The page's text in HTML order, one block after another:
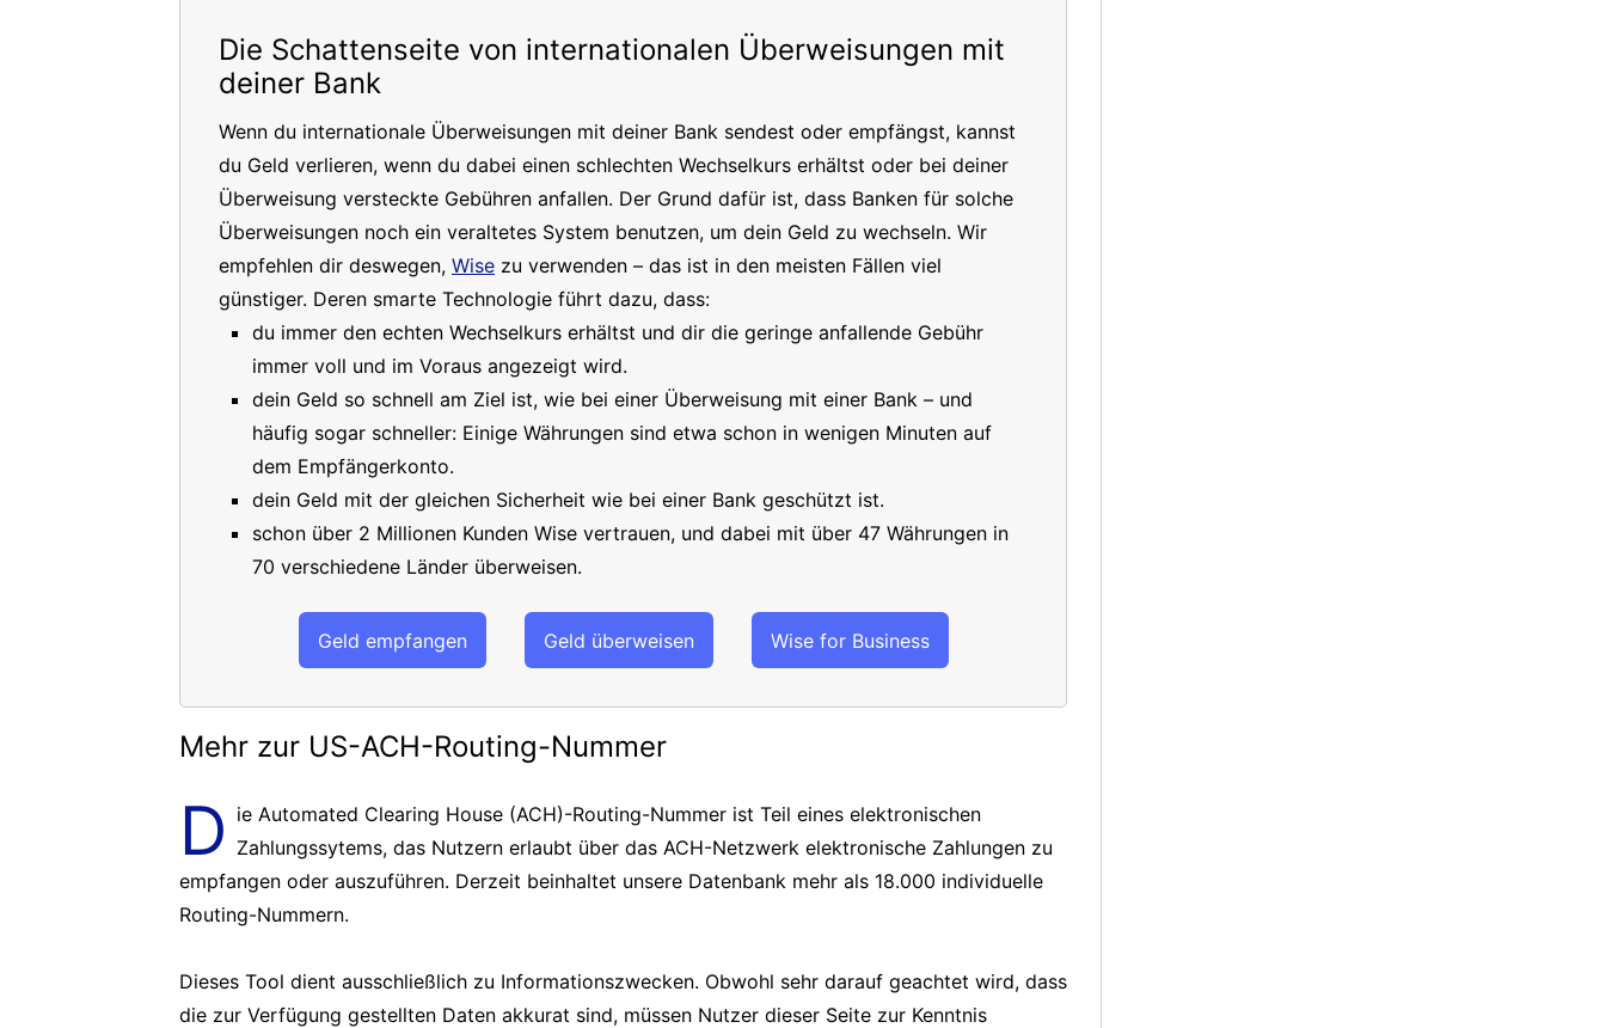
Die Schattenseite von internationalen Überweisungen mit
deiner Bank
Wenn du internationale Überweisungen mit deiner Bank sendest oder empfängst, kannst
du Geld verlieren, wenn du dabei einen schlechten Wechselkurs erhältst oder bei deiner
Überweisung versteckte Gebühren anfallen. Der Grund dafür ist, dass Banken für solche
Überweisungen noch ein veraltetes System benutzen, um dein Geld zu wechseln. Wir
empfehlen dir deswegen, Wise zu verwenden – das ist in den meisten Fällen viel
günstiger. Deren smarte Technologie führt dazu, dass:
du immer den echten Wechselkurs erhältst und dir die geringe anfallende Gebühr
immer voll und im Voraus angezeigt wird.
dein Geld so schnell am Ziel ist, wie bei einer Überweisung mit einer Bank – und
häufig sogar schneller: Einige Währungen sind etwa schon in wenigen Minuten auf
dem Empfängerkonto.
dein Geld mit der gleichen Sicherheit wie bei einer Bank geschützt ist.
schon über 2 Millionen Kunden Wise vertrauen, und dabei mit über 47 Währungen in
70 verschiedene Länder überweisen.
Geld empfangen Geld überweisen Wise for Business
Mehr zur US-ACH-Routing-Nummer
D ie Automated Clearing House (ACH)-Routing-Nummer ist Teil eines elektronischen
Zahlungssytems, das Nutzern erlaubt über das ACH-Netzwerk elektronische Zahlungen zu
empfangen oder auszuführen. Derzeit beinhaltet unsere Datenbank mehr als 18.000 individuelle
Routing-Nummern.
Dieses Tool dient ausschließlich zu Informationszwecken. Obwohl sehr darauf geachtet wird, dass
die zur Verfügung gestellten Daten akkurat sind, müssen Nutzer dieser Seite zur Kenntnis